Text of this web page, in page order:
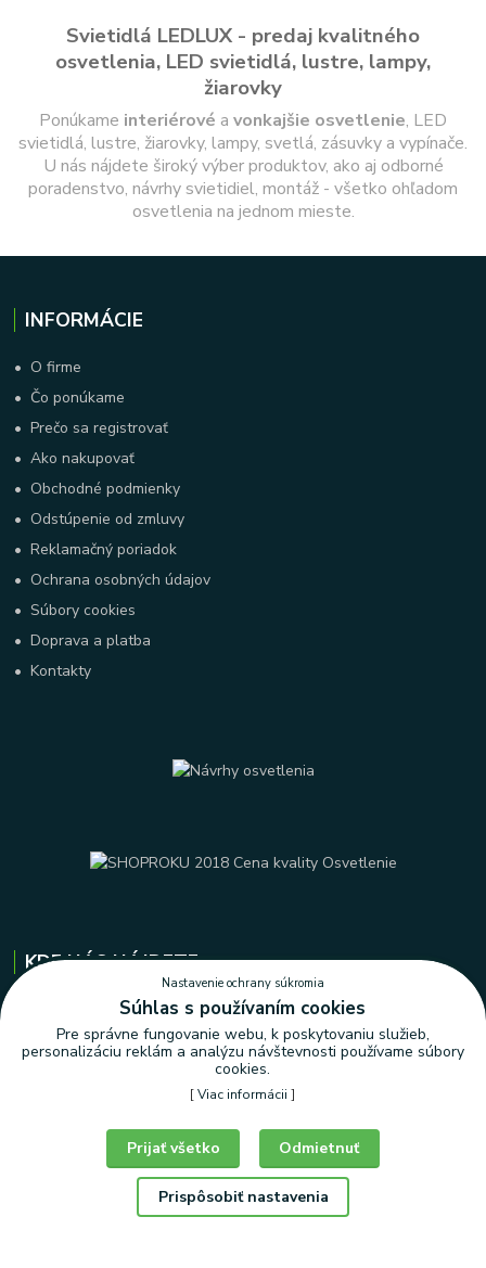
Svietidlá LEDLUX - predaj kvalitného
osvetlenia, LED svietidlá, lustre, lampy,
žiarovky
Ponúkame interiérové a vonkajšie osvetlenie, LED
svietidlá, lustre, žiarovky, lampy, svetlá, zásuvky a vypínače.
U nás nájdete široký výber produktov, ako aj odborné
poradenstvo, návrhy svietidiel, montáž - všetko ohľadom
osvetlenia na jednom mieste.
INFORMÁCIE
• O firme
• Čo ponúkame
•Prečo sa registrovať
•Ako nakupovať
• Obchodné podmienky
• Odstúpenie od zmluvy
•Reklamačný poriadok
• Ochrana osobných údajov
•Súbory cookies
•Doprava a platba
•Kontakty
KDE NÁS NÁJDETE
osobný odber
Vajnorská 135, Bratislava
+421 903 229 989
ledlux@ledlux.sk
Nastavenie ochrany súkromia
Súhlas s používaním cookies
Pre správne fungovanie webu, k poskytovaniu služieb,
personalizáciu reklám a analýzu návštevnosti používame súbory
cookies.
[Viac informácii ]
Odmietnuť
Prispôsobiť nastavenia
Prijať všetko